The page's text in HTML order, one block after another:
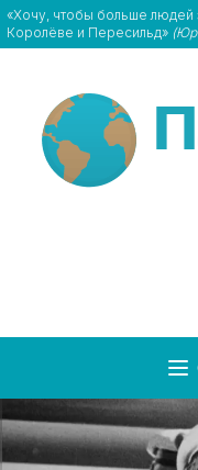
«Хочу, чтобы больше людей
Королёве и Пересильд»